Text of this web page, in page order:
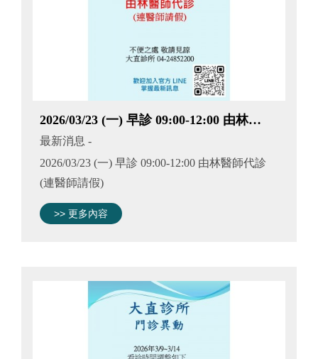
2026/03/23 (一) 早診 09:00-12:00 由林醫師代診 (連醫師請假)
最新消息 -
2026/03/23 (一) 早診 09:00-12:00 由林醫師代診
(連醫師請假)
>> 更多內容